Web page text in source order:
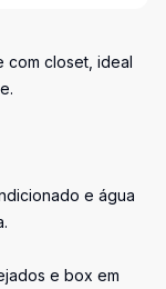
com closet, ideal
e água
e box em